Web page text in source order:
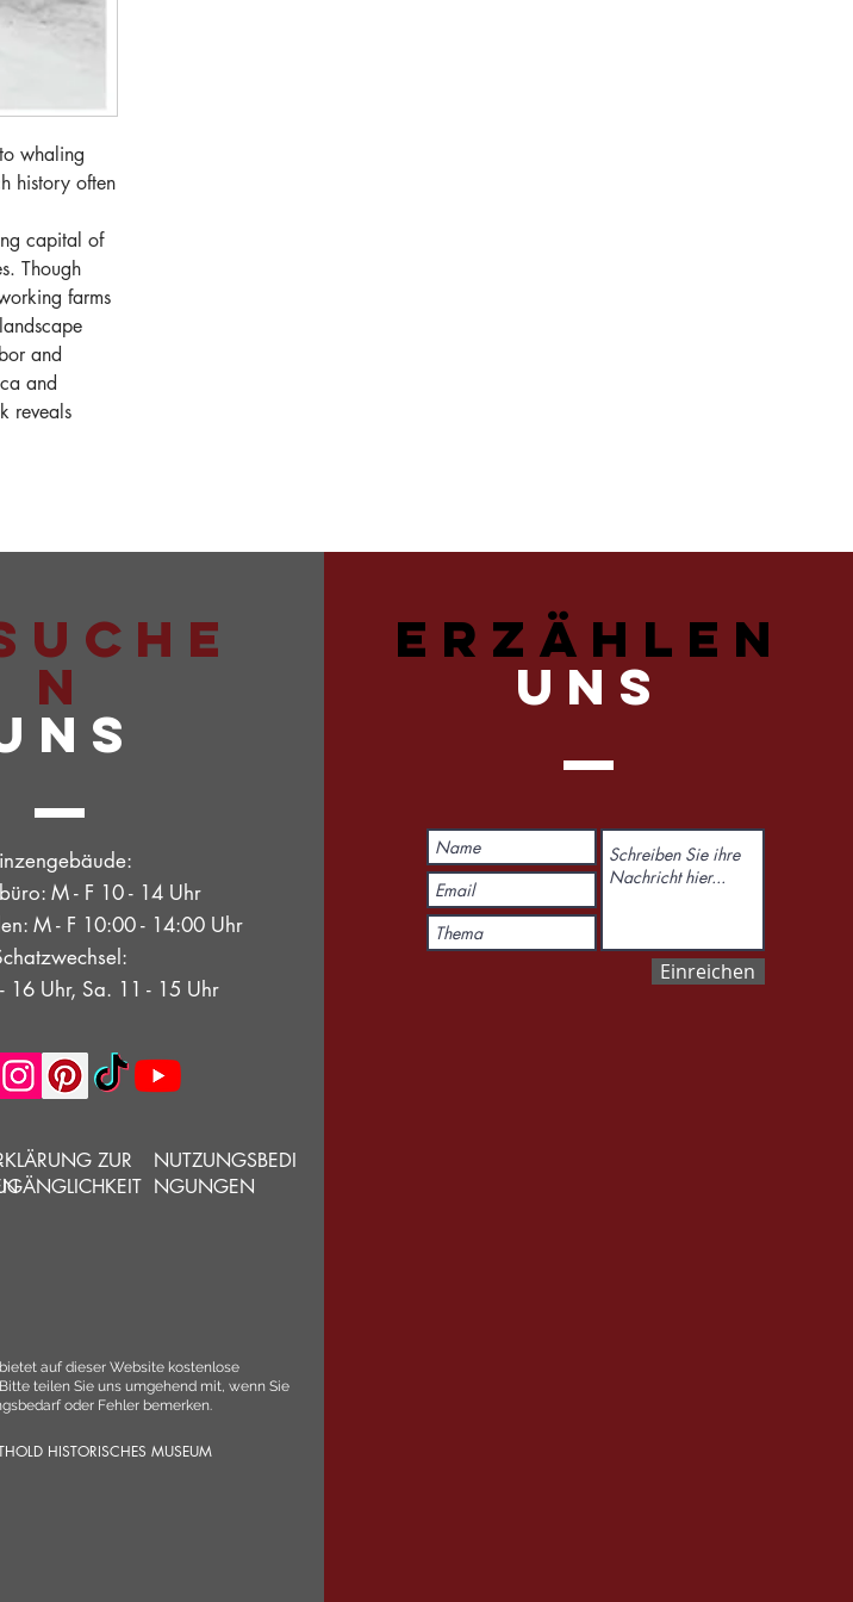
whaling
history often
capital of
Though
farms
and
and
reveals
N
M - F 10 - 14 Uhr
M - F 10:00 - 14:00 Uhr
16 Uhr, Sa. 11 - 15 Uhr
ZUR
NUTZUNGSBEDI
NGUNGEN
auf dieser Website kostenlose
teilen Sie uns umgehend mit, wenn Sie
oder Fehler bemerken.
HISTORISCHES MUSEUM
ERZÄHLEN
UNS
Einreichen